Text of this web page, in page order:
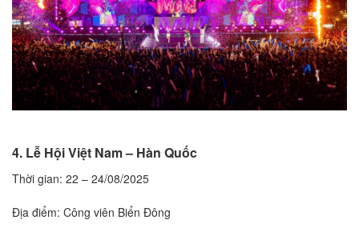
4. Lễ Hội Việt Nam – Hàn Quốc
Thời gian: 22 – 24/08/2025
Địa điểm: Công viên Biển Đông